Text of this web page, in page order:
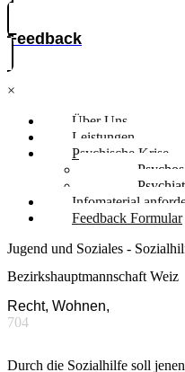
Feedback
×
Über Uns
Leistungen
Psychische Krise
Infomaterial
Feedback Formular
Jugend und Soziales -
Bezirkshauptmannschaft Weiz
Recht, Wohnen,
704
Durch die Sozialhilfe soll